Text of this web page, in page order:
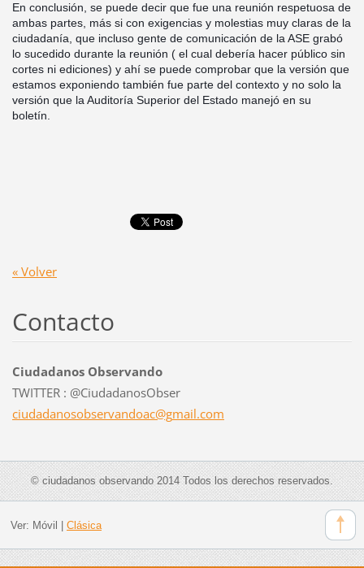
En conclusión, se puede decir que fue una reunión respetuosa de
ambas partes, más si con exigencias y molestias muy claras de la
ciudadanía, que incluso gente de comunicación de la ASE grabó
lo sucedido durante la reunión ( el cual debería hacer público sin
cortes ni ediciones) y ahí se puede comprobar que la versión que
estamos exponiendo también fue parte del contexto y no solo la
versión que la Auditoría Superior del Estado manejó en su
boletín.
« Volver
Contacto
Ciudadanos Observando
TWITTER : @CiudadanosObser
ciudadanosobservandoac@gmail.com
© ciudadanos observando 2014 Todos los derechos reservados.
Ver: Móvil Clásica